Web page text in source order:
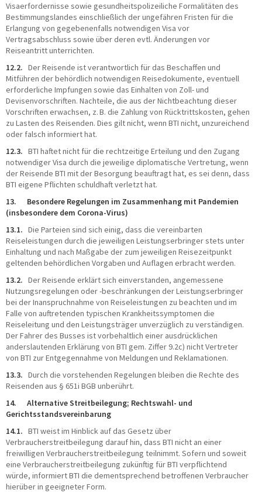
Visaerfordernisse sowie gesundheitspolizeiliche Formalitäten des
Bestimmungslandes einschließlich der ungefähren Fristen für die
Erlangung von gegebenenfalls notwendigen Visa vor
Vertragsabschluss sowie über deren evtl. Änderungen vor
Reiseantritt unterrichten.
12.2. Der Reisende ist verantwortlich für das Beschaffen und
Mitführen der behördlich notwendigen Reisedokumente, eventuell
erforderliche Impfungen sowie das Einhalten von Zoll- und
Devisenvorschriften. Nachteile, die aus der Nichtbeachtung dieser
Vorschriften erwachsen, z. B. die Zahlung von Rücktrittskosten, gehen
zu Lasten des Reisenden. Dies gilt nicht, wenn BTI nicht, unzureichend
oder falsch informiert hat.
12.3. BTI haftet nicht für die rechtzeitige Erteilung und den Zugang
notwendiger Visa durch die jeweilige diplomatische Vertretung, wenn
der Reisende BTI mit der Besorgung beauftragt hat, es sei denn, dass
BTI eigene Pflichten schuldhaft verletzt hat.
13. Besondere Regelungen im Zusammenhang mit Pandemien
(insbesondere dem Corona-Virus)
13.1. Die Parteien sind sich einig, dass die vereinbarten
Reiseleistungen durch die jeweiligen Leistungserbringer stets unter
Einhaltung und nach Maßgabe der zum jeweiligen Reisezeitpunkt
geltenden behördlichen Vorgaben und Auflagen erbracht werden.
13.2. Der Reisende erklärt sich einverstanden, angemessene
Nutzungsregelungen oder -beschränkungen der Leistungserbringer
bei der Inanspruchnahme von Reiseleistungen zu beachten und im
Falle von auftretenden typischen Krankheitssymptomen die
Reiseleitung und den Leistungsträger unverzüglich zu verständigen.
Der Fahrer des Busses ist vorbehaltlich einer ausdrücklichen
anderslautenden Erklärung von BTI gem. Ziffer 9.2c) nicht Vertreter
von BTI zur Entgegennahme von Meldungen und Reklamationen.
13.3. Durch die vorstehenden Regelungen bleiben die Rechte des
Reisenden aus § 651i BGB unberührt.
14. Alternative Streitbeilegung; Rechtswahl- und
Gerichtsstandsvereinbarung
14.1. BTI weist im Hinblick auf das Gesetz über
Verbraucherstreitbeilegung darauf hin, dass BTI nicht an einer
freiwilligen Verbraucherstreitbeilegung teilnimmt. Sofern und soweit
eine Verbraucherstreitbeilegung zukünftig für BTI verpflichtend
würde, informiert BTI die dementsprechend betroffenen Verbraucher
hierüber in geeigneter Form.